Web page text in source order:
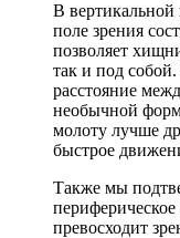
В вертикальной
поле зрения
позволяет
так и под
расстояние
необычной
молоту лучше
быстрое
Также мы
превосходит